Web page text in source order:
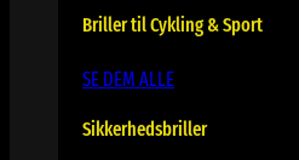
Briller til Cykling & Sport
SE DEM ALLE
Sikkerhedsbriller